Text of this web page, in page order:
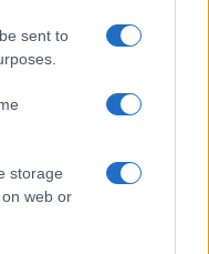
sent to
storage
web or